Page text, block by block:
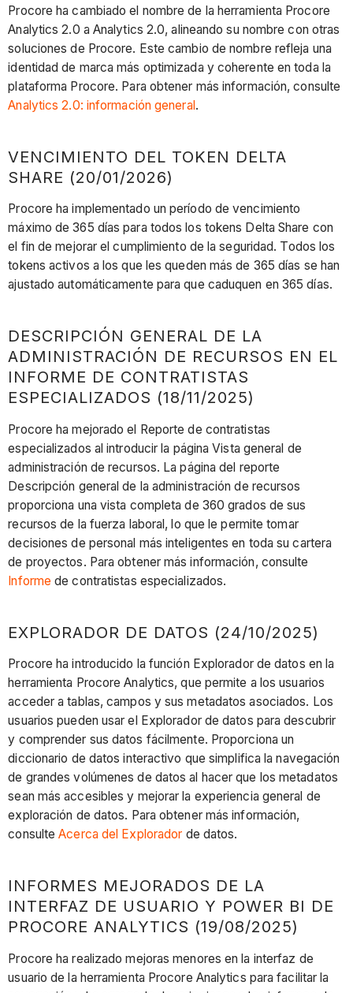
Procore ha cambiado el nombre de la herramienta Procore
Analytics 2.0 a Analytics 2.0, alineando su nombre con otras
soluciones de Procore. Este cambio de nombre refleja una
identidad de marca más optimizada y coherente en toda la
plataforma Procore. Para obtener más información, consulte
Analytics 2.0: información general.
VENCIMIENTO DEL TOKEN DELTA
SHARE (20/01/2026)
Procore ha implementado un período de vencimiento
máximo de 365 días para todos los tokens Delta Share con
el fin de mejorar el cumplimiento de la seguridad. Todos los
tokens activos a los que les queden más de 365 días se han
ajustado automáticamente para que caduquen en 365 días.
DESCRIPCIÓN GENERAL DE LA
ADMINISTRACIÓN DE RECURSOS EN EL
INFORME DE CONTRATISTAS
ESPECIALIZADOS (18/11/2025)
Procore ha mejorado el Reporte de contratistas
especializados al introducir la página Vista general de
administración de recursos. La página del reporte
Descripción general de la administración de recursos
proporciona una vista completa de 360 grados de sus
recursos de la fuerza laboral, lo que le permite tomar
decisiones de personal más inteligentes en toda su cartera
de proyectos. Para obtener más información, consulte
Informe de contratistas especializados.
EXPLORADOR DE DATOS (24/10/2025)
Procore ha introducido la función Explorador de datos en la
herramienta Procore Analytics, que permite a los usuarios
acceder a tablas, campos y sus metadatos asociados. Los
usuarios pueden usar el Explorador de datos para descubrir
y comprender sus datos fácilmente. Proporciona un
diccionario de datos interactivo que simplifica la navegación
de grandes volúmenes de datos al hacer que los metadatos
sean más accesibles y mejorar la experiencia general de
exploración de datos. Para obtener más información,
consulteAcerca del Explorador de datos.
INFORMES MEJORADOS DE LA
INTERFAZ DE USUARIO Y POWER BI DE
PROCORE ANALYTICS (19/08/2025)
Procore ha realizado mejoras menores en la interfaz de
usuario de la herramienta Procore Analytics para facilitar la